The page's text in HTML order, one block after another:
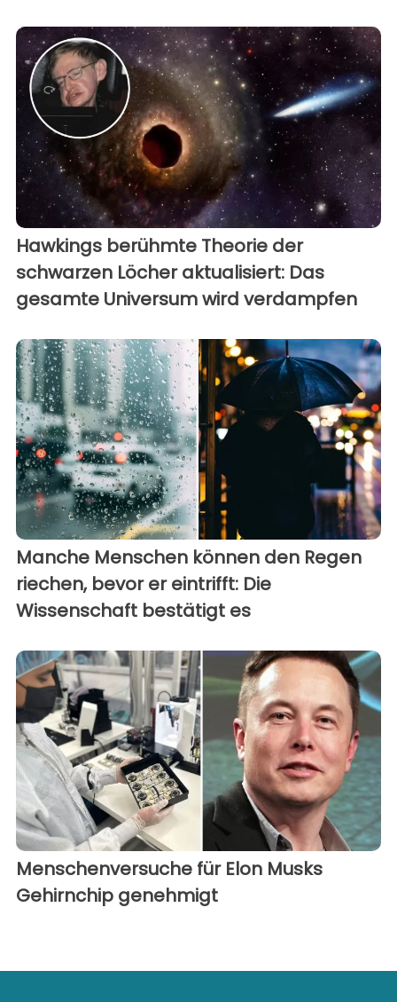
Hawkings berühmte Theorie der
schwarzen Löcher aktualisiert: Das
gesamte Universum wird verdampfen
Manche Menschen können den Regen
riechen, bevor er eintrifft: Die
Wissenschaft bestätigt es
Menschenversuche für Elon Musks
Gehirnchip genehmigt